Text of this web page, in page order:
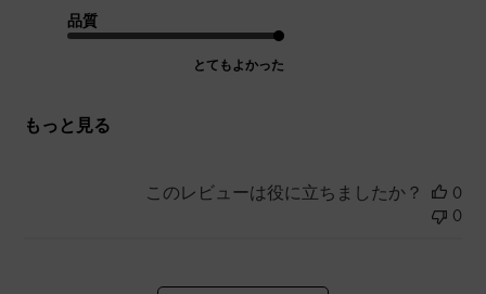
品質
とてもよかった
もっと見る
このレビューは役に立ちましたか？
0
0